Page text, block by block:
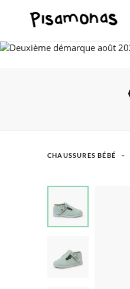
CHAUSSURES BÉBÉ